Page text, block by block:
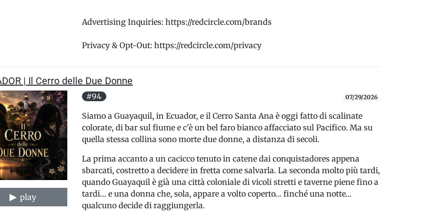
Advertising Inquiries: https://redcircle.com/brands
Privacy & Opt-Out: https://redcircle.com/privacy
| Il Cerro delle Due Donne
play
#94 07/29/2026
Siamo a Guayaquil, in Ecuador, e il Cerro Santa Ana è oggi fatto di scalinate
colorate, di bar sul fiume e c'è un bel faro bianco affacciato sul Pacifico. Ma su
quella stessa collina sono morte due donne, a distanza di secoli.
La prima accanto a un cacicco tenuto in catene dai conquistadores appena
sbarcati, costretto a decidere in fretta come salvarla. La seconda molto più tardi,
quando Guayaquil è già una città coloniale di vicoli stretti e taverne piene fino a
tardi… e una donna che, sola, appare a volto coperto… finché una notte…
qualcuno decide di raggiungerla.